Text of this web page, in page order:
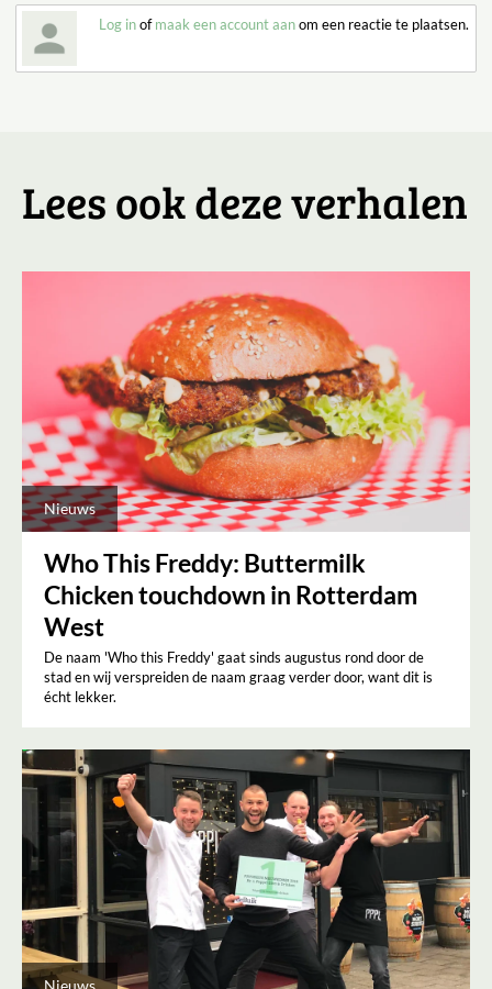
Log inofmaak een account aanom een reactie te plaatsen.
Lees ook deze verhalen
Nieuws
Who This Freddy: Buttermilk
Chicken touchdown in Rotterdam
West
De naam 'Who this Freddy' gaat sinds augustus rond door de
stad en wij verspreiden de naam graag verder door, want dit is
écht lekker.